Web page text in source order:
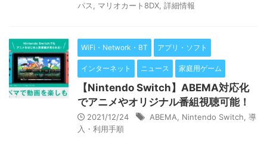
パス
マリオカート8DX 詳細情報
WiFi・Network・BT アプリ・ソフト
インターネット ニュース 家庭用ゲーム
【Nintendo Switch】ABEMA対応化
でアニメやオリジナル番組視聴可能！
2021/12/24 ABEMA Nintendo Switch 導
入・利用手順